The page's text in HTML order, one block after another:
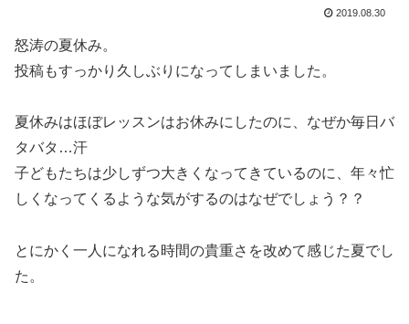
2019.08.30
怒涛の夏休み。
投稿もすっかり久しぶりになってしまいました。
夏休みはほぼレッスンはお休みにしたのに、なぜか毎日バ
タバタ…汗
子どもたちは少しずつ大きくなってきているのに、年々忙
しくなってくるような気がするのはなぜでしょう？？
とにかく一人になれる時間の貴重さを改めて感じた夏でし
た。